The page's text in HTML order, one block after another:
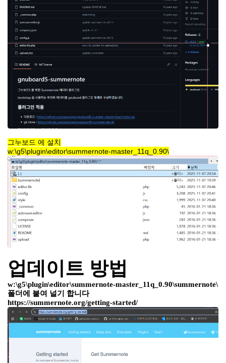
그누보드 에 설치
w:\g5\plugin\editor\summernote-master_11q_0.90\
업데이트 방법
w:\g5\plugin\editor\summernote-master_11q_0.90\summernote\
폴더에 붙여 널기 합니다
https://summernote.org/getting-started/